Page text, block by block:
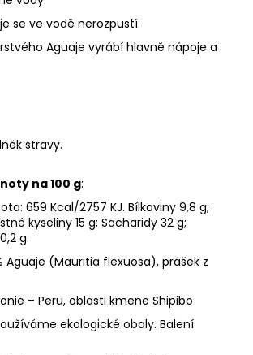
se ve vodě nerozpustí.
Aguaje vyrábí hlavně nápoje a
stravy.
na 100 g:
659 Kcal/2757 KJ. Bílkoviny 9,8 g;
kyseliny 15 g; Sacharidy 32 g;
g.
Aguaje (Mauritia flexuosa), prášek z
– Peru, oblasti kmene Shipibo
ekologické obaly. Balení